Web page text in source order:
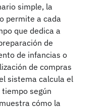
simple, la
permite a cada
que dedica a
de
de infancias o
de compras
sistema calcula el
según
cómo la